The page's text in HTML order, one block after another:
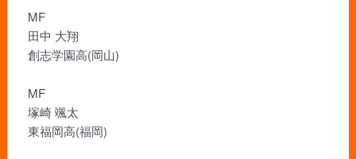
MF
田中 大翔
創志学園高(岡山)
MF
塚崎 颯太
東福岡高(福岡)